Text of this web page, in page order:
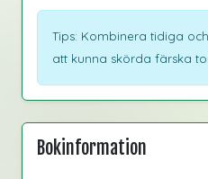
Tips: Kombinera tidiga
att kunna skörda färska
Bokinformation